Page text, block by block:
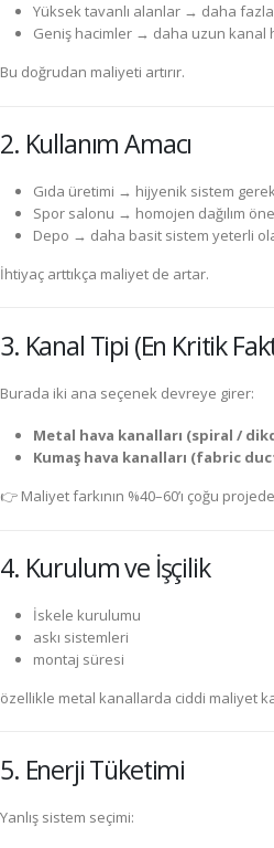
Yüksek tavanlı alanlar → daha
Geniş hacimler → daha uzun kanal
Bu doğrudan maliyeti artırır.
2. Kullanım Amacı
Gıda üretimi → hijyenik sistem
Spor salonu → homojen dağılım
Depo → daha basit sistem yeterli
İhtiyaç arttıkça maliyet de artar.
3. Kanal Tipi (En Kritik
Burada iki ana seçenek devreye girer:
Metal hava kanalları (spiral /
Kumaş hava kanalları (fabric
👉 Maliyet farkının %40–60’ı çoğu
4. Kurulum ve İşçilik
İskele kurulumu
askı sistemleri
montaj süresi
özellikle metal kanallarda ciddi maliyet
5. Enerji Tüketimi
Yanlış sistem seçimi: